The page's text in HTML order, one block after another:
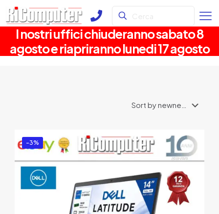
I nostri uffici chiuderanno sabato 8
agosto e riapriranno lunedi 17 agosto
-3%